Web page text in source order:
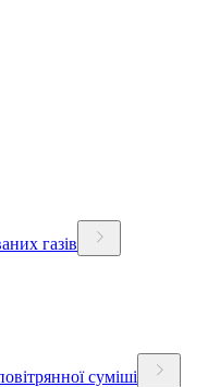
газів
суміші